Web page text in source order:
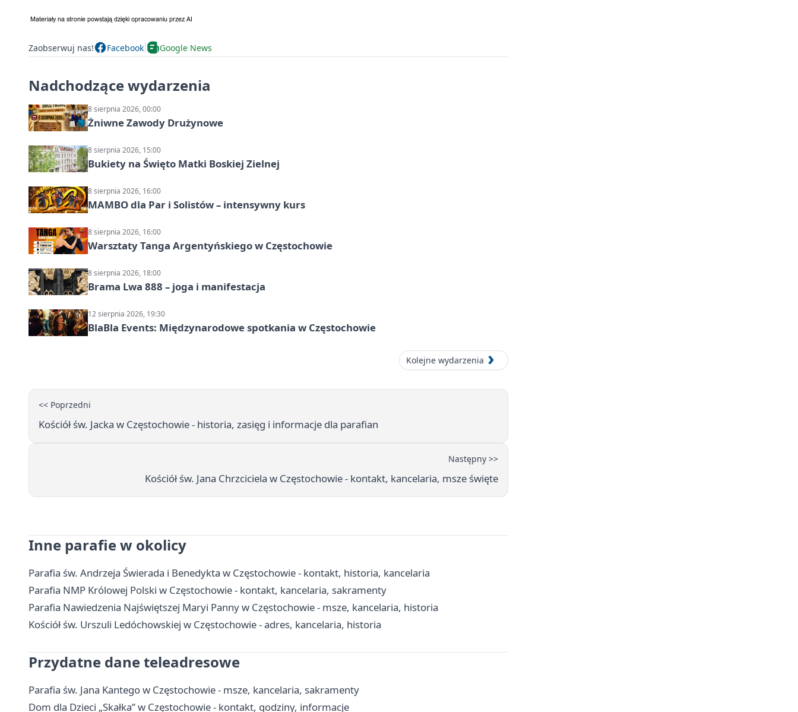
Zaobserwuj nas! Facebook Google News
Nadchodzące wydarzenia
8 sierpnia 2026, 00:00
Żniwne Zawody Drużynowe
8 sierpnia 2026, 15:00
Bukiety na Święto Matki Boskiej Zielnej
8 sierpnia 2026, 16:00
MAMBO dla Par i Solistów – intensywny kurs
8 sierpnia 2026, 16:00
Warsztaty Tanga Argentyńskiego w Częstochowie
8 sierpnia 2026, 18:00
Brama Lwa 888 – joga i manifestacja
12 sierpnia 2026, 19:30
BlaBla Events: Międzynarodowe spotkania w Częstochowie
Kolejne wydarzenia
<< Poprzedni
Kościół św. Jacka w Częstochowie - historia, zasięg i informacje dla parafian
Następny >>
Kościół św. Jana Chrzciciela w Częstochowie - kontakt, kancelaria, msze święte
Inne parafie w okolicy
Parafia św. Andrzeja Świerada i Benedykta w Częstochowie - kontakt, historia, kancelaria
Parafia NMP Królowej Polski w Częstochowie - kontakt, kancelaria, sakramenty
Parafia Nawiedzenia Najświętszej Maryi Panny w Częstochowie - msze, kancelaria, historia
Kościół św. Urszuli Ledóchowskiej w Częstochowie - adres, kancelaria, historia
Przydatne dane teleadresowe
Parafia św. Jana Kantego w Częstochowie - msze, kancelaria, sakramenty
Dom dla Dzieci „Skałka” w Częstochowie - kontakt, godziny, informacje